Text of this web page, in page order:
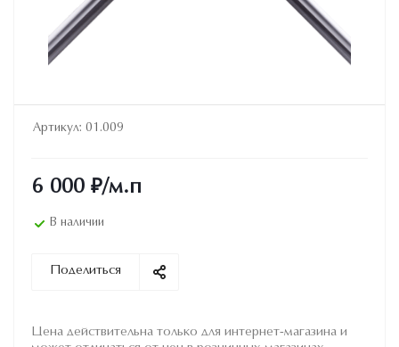
Артикул: 01.009
6 000 ₽/м.п
В наличии
Поделиться
Цена действительна только для интернет-магазина и